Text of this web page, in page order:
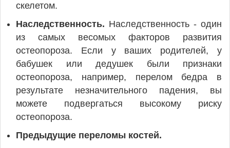
скелетом.
Наследственность. Наследственность - один
из самых весомых факторов развития
остеопороза. Если у ваших родителей, у
бабушек или дедушек были признаки
остеопороза, например, перелом бедра в
результате незначительного падения, вы
можете подвергаться высокому риску
остеопороза.
Предыдущие переломы костей.